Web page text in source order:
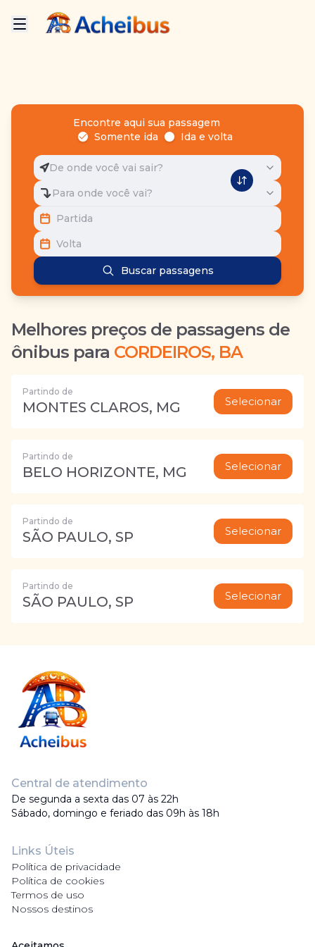
Encontre aqui sua passagem
Somente ida
Ida e volta
De onde você vai sair?
Para onde você vai?
Partida
Volta
Buscar passagens
Melhores preços de passagens de
ônibus para CORDEIROS, BA
Partindo de
MONTES CLAROS, MG Selecionar
Partindo de
BELO HORIZONTE, MG Selecionar
Partindo de
SÃO PAULO, SP Selecionar
Partindo de
SÃO PAULO, SP Selecionar
Central de atendimento
De segunda a sexta das 07 às 22h
Sábado, domingo e feriado das 09h às 18h
Links Úteis
Política de privacidade
Política de cookies
Termos de uso
Nossos destinos